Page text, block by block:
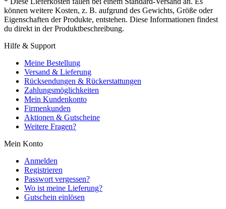
können weitere Kosten, z. B. aufgrund des Gewichts, Größe oder
Eigenschaften der Produkte, entstehen. Diese Informationen findest
du direkt in der Produktbeschreibung.
Hilfe & Support
Meine Bestellung
Versand & Lieferung
Rücksendungen & Rückerstattungen
Zahlungsmöglichkeiten
Mein Kundenkonto
Firmenkunden
Aktionen & Gutscheine
Weitere Fragen?
Mein Konto
Anmelden
Registrieren
Passwort vergessen?
Wo ist meine Lieferung?
Gutschein einlösen